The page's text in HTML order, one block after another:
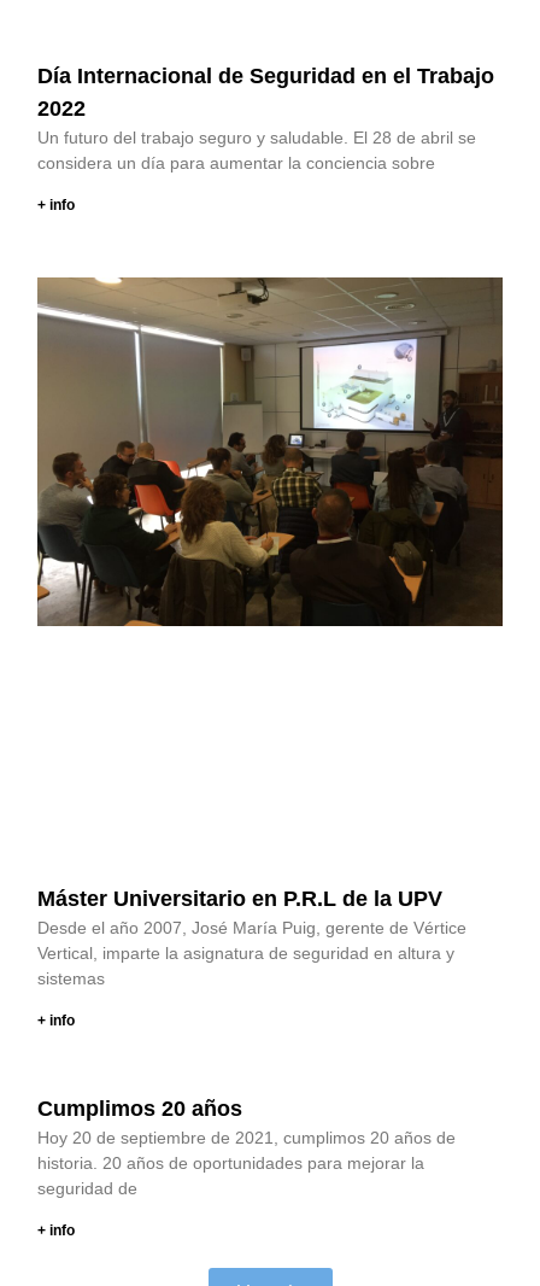
Día Internacional de Seguridad en el Trabajo
2022
Un futuro del trabajo seguro y saludable. El 28 de abril se
considera un día para aumentar la conciencia sobre
+ info
Máster Universitario en P.R.L de la UPV
Desde el año 2007, José María Puig, gerente de Vértice
Vertical, imparte la asignatura de seguridad en altura y
sistemas
+ info
Cumplimos 20 años
Hoy 20 de septiembre de 2021, cumplimos 20 años de
historia. 20 años de oportunidades para mejorar la
seguridad de
+ info